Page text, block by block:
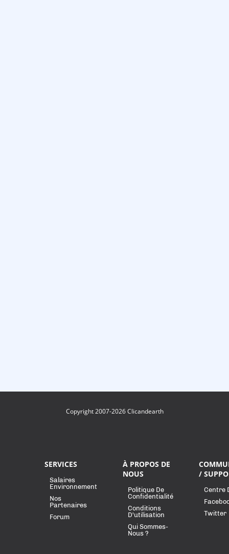
Copyright 2007-2026 Clicandearth
SERVICES
Salaires
Environnement
Nos
Partenaires
Forum
À PROPOS DE
NOUS
Politique De
Confidentialité
Conditions
D'utilisation
Qui Sommes-
Nous ?
/
Centre
Twitter